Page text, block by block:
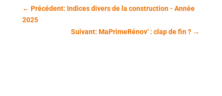
← Précédent: Indices divers de la construction - Année
2025
Suivant: MaPrimeRénov’ : clap de fin ? →